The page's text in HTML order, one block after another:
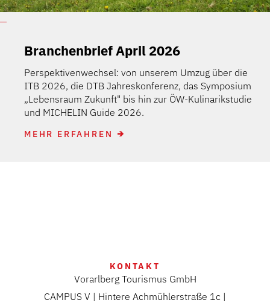
Branchenbrief April 2026
Perspektivenwechsel: von unserem Umzug über die
ITB 2026, die DTB Jahreskonferenz, das Symposium
„Lebensraum Zukunft" bis hin zur ÖW-Kulinarikstudie
und MICHELIN Guide 2026.
MEHR ERFAHREN
KONTAKT
Vorarlberg Tourismus GmbH
CAMPUS V | Hintere Achmühlerstraße 1c |